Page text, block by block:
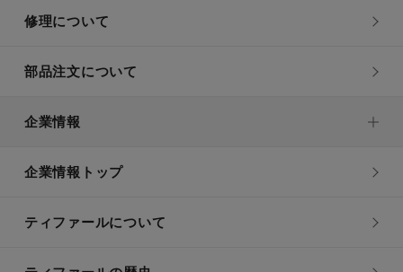
修理について
部品注文について
企業情報
企業情報トップ
ティファールについて